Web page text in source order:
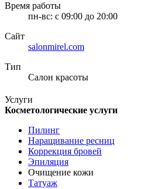
Время работы
пн-вс: с 09:00 до 20:00
Сайт
salonmirel.com
Тип
Салон красоты
Услуги
Косметологические услуги
Пилинг
Наращивание ресниц
Коррекция бровей
Эпиляция
Очищение кожи
Татуаж